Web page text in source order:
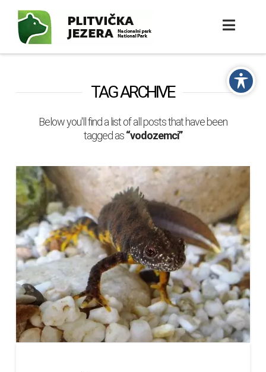
TAG ARCHIVE
Below you'll find a list of all posts that have been
tagged as“vodozemci”